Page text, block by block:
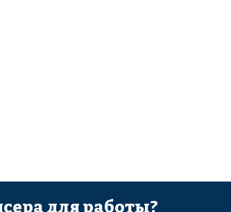
для работы?